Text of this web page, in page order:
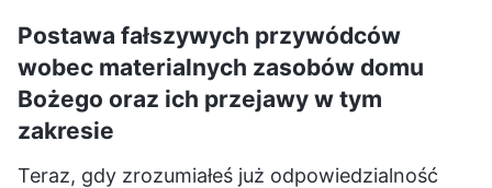
Postawa fałszywych przywódców
wobec materialnych zasobów domu
Bożego oraz ich przejawy w tym
zakresie
Teraz, gdy zrozumiałeś już odpowiedzialność